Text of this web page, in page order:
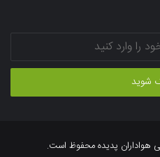
هواداران پدیده محفوظ است.